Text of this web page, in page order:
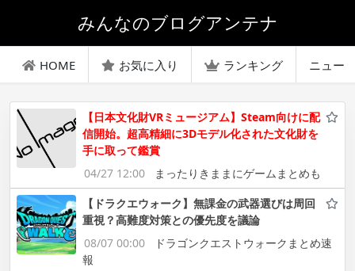
みんなのブログアンテナ
HOME お気に入り ランキング ニュー
【日本文化財VRミュージアム】Steam向けに配
信開始。超高精細に3Dモデル化された文化財を
手に取って鑑賞
04/27 12:00
まったりきままにゲームまとめも
【ドラクエウォーク】無課金の武器選びは周回
重視？高難度対策との優先度を議論
08/07 00:00
ドラゴンクエストウォークまとめ速
報